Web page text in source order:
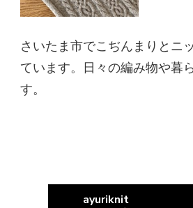
さいたま市でこぢんまりとニ
ています。日々の編み物や暮
す。
ayuriknit